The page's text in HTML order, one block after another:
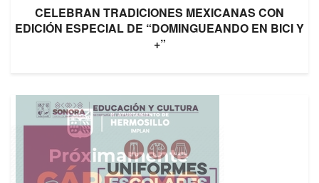
CELEBRAN TRADICIONES MEXICANAS CON
EDICIÓN ESPECIAL DE “DOMINGUEANDO EN BICI Y
+”